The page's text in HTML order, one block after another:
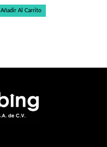
Añadir Al Carrito